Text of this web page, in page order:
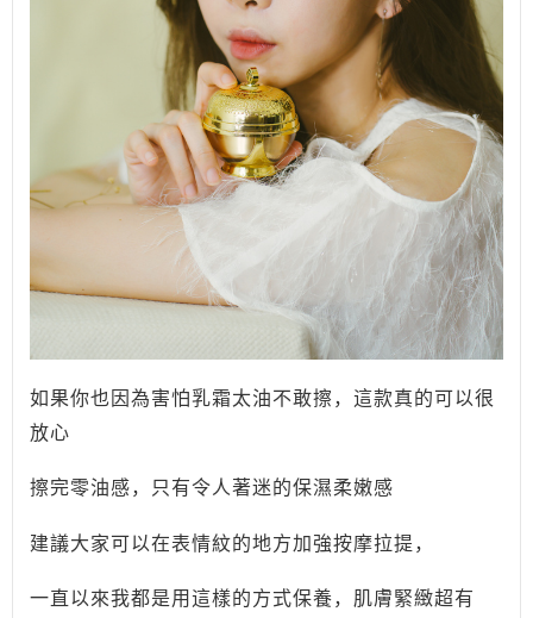
如果你也因為害怕乳霜太油不敢擦，這款真的可以很
放心
擦完零油感，只有令人著迷的保濕柔嫩感
建議大家可以在表情紋的地方加強按摩拉提，
一直以來我都是用這樣的方式保養，肌膚緊緻超有